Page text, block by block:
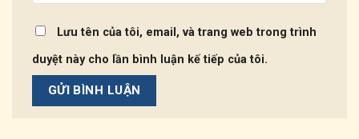
Lưu tên của tôi, email, và trang web trong trình
duyệt này cho lần bình luận kế tiếp của tôi.